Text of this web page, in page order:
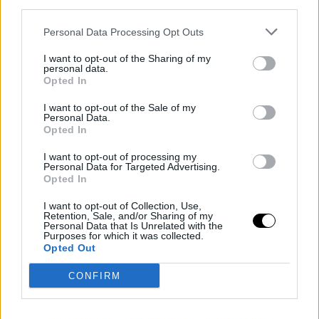
Personal Data Processing Opt Outs
I want to opt-out of the Sharing of my
personal data.
Opted In
I want to opt-out of the Sale of my
Personal Data.
Opted In
I want to opt-out of processing my
Personal Data for Targeted Advertising.
Opted In
I want to opt-out of Collection, Use,
Retention, Sale, and/or Sharing of my
Personal Data that Is Unrelated with the
Purposes for which it was collected.
Opted Out
CONFIRM
Η προπόνησή της γίνεται το πρωί, αν και παραδέχεται πως
δυσκολεύεται να μείνει συγκεντρωμένη. «Είμαι από αυτούς που
γυμνάζονται και ταυτόχρονα τσεκάρουν το κινητό τους.
απογοητεύει τον προπονητή μου», είπε χαριτολογώντας.
Όσον αφορά τη μουσική, Καρντάσιαν δηλώνει fan του Τζάστιν
Μπίμπερ όταν προπονείται, όμως δεν της αρέσουν καθόλου τα
ομαδικά προγράμματα όπως η προπόνηση με χορό ή η hot
«Έκανα μία φορά yoga και με πήρε ο ύπνος! Μόλις ξαπλώσεις
και κλείσεις τα μάτια... εγώ κοιμάμαι παντού!», είπε γελώντας.
Τέλος δηλώνει πώς της αρέσει να γυμνάζεται γιατί είναι «η
θεραπεία της».
FASHION